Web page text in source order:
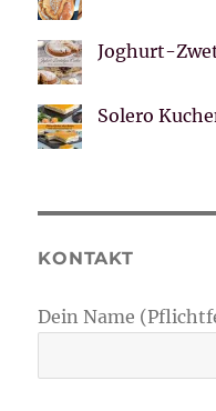
Joghurt-
Solero
KONTAKT
Dein Name